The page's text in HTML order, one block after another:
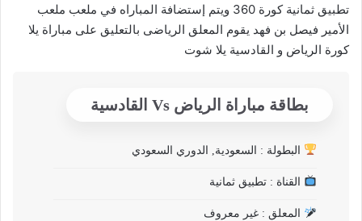
تطبيق ثمانية كورة 360 ويتم إستضافة المباراه في ملعب ملعب
الأمير فيصل بن فهد يقوم المعلق الرياضى بالتعليق على مباراة يلا
كورة الرياض و القادسية يلا شوت
بطاقة مباراة الرياض Vs القادسية
البطولة : السعودية, الدوري السعودي
القناة : تطبيق ثمانية
المعلق : غير معروف